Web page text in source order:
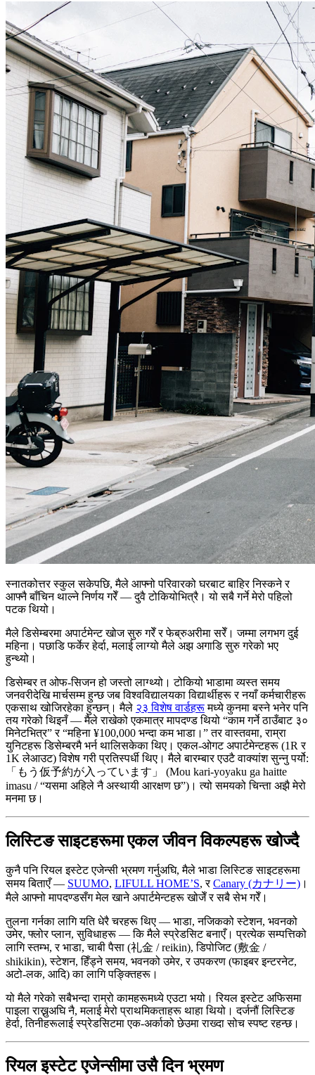
स्नातकोत्तर स्कुल सकेपछि, मैले आफ्नो परिवारको घरबाट बाहिर निस्कने र
आफ्नै बाँचिन थाल्ने निर्णय गरेँ — दुवै टोकियोभित्रै। यो सबै गर्ने मेरो पहिलो
पटक थियो।
मैले डिसेम्बरमा अपार्टमेन्ट खोज सुरु गरेँ र फेब्रुअरीमा सरेँ। जम्मा लगभग दुई
महिना। पछाडि फर्केर हेर्दा, मलाई लाग्यो मैले अझ अगाडि सुरु गरेको भए
हुन्थ्यो।
डिसेम्बर त ओफ-सिजन हो जस्तो लाग्थ्यो। टोकियो भाडामा व्यस्त समय
जनवरीदेखि मार्चसम्म हुन्छ जब विश्वविद्यालयका विद्यार्थीहरू र नयाँ कर्मचारीहरू
एकसाथ खोजिरहेका हुन्छन्। मैले २३ विशेष वार्डहरूमध्ये कुनमा बस्ने भनेर पनि
तय गरेको थिइनँ — मैले राखेको एकमात्र मापदण्ड थियो “काम गर्ने ठाउँबाट ३०
मिनेटभित्र” र “महिना ¥100,000 भन्दा कम भाडा।” तर वास्तवमा, राम्रा
युनिटहरू डिसेम्बरमै भर्न थालिसकेका थिए। एकल-ओगट अपार्टमेन्टहरू (1R र
1K लेआउट) विशेष गरी प्रतिस्पर्धी थिए। मैले बारम्बार एउटै वाक्यांश सुन्नु पर्यो:
「もう仮予約が入っています」 (Mou kari-yoyaku ga haitte
imasu / “यसमा अहिले नै अस्थायी आरक्षण छ”)। त्यो समयको चिन्ता अझै मेरो
मनमा छ।
लिस्टिङ साइटहरूमा एकल जीवन विकल्पहरू खोज्दै
कुनै पनि रियल इस्टेट एजेन्सी भ्रमण गर्नुअघि, मैले भाडा लिस्टिङ साइटहरूमा
समय बिताएँ — SUUMO, LIFULL HOME’S, रCanary (カナリー) ।
मैले आफ्नो मापदण्डसँग मेल खाने अपार्टमेन्टहरू खोजेँ र सबै सेभ गरेँ।
तुलना गर्नका लागि यति धेरै चरहरू थिए — भाडा, नजिकको स्टेशन, भवनको
उमेर, फ्लोर प्लान, सुविधाहरू — कि मैले स्प्रेडसिट बनाएँ। प्रत्येक सम्पत्तिको
लागि स्तम्भ, र भाडा, चाबी पैसा (礼金 / reikin), डिपोजिट (敷金 /
shikikin), स्टेशन, हिँड्ने समय, भवनको उमेर, र उपकरण (फाइबर इन्टरनेट,
अटो-लक, आदि) का लागि पङ्क्तिहरू।
यो मैले गरेको सबैभन्दा राम्रो कामहरूमध्ये एउटा भयो। रियल इस्टेट अफिसमा
पाइला राख्नुअघि नै, मलाई मेरो प्राथमिकताहरू थाहा थियो। दर्जनौं लिस्टिङ
हेर्दा, तिनीहरूलाई स्प्रेडसिटमा एक-अर्काको छेउमा राख्दा सोच स्पष्ट रहन्छ।
रियल इस्टेट एजेन्सीमा उसै दिन भ्रमण